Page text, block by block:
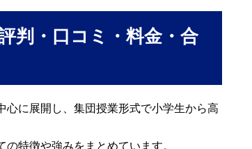
判・口コミ・料金・合
心に展開し、集団授業形式で小学生から高
特徴や強みをまとめています。